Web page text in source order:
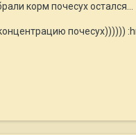
корм почесух остался...
почесух))))))